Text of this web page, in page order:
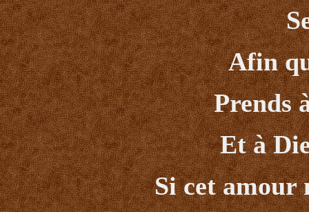
Afin
Prends
Et à
Si cet amour